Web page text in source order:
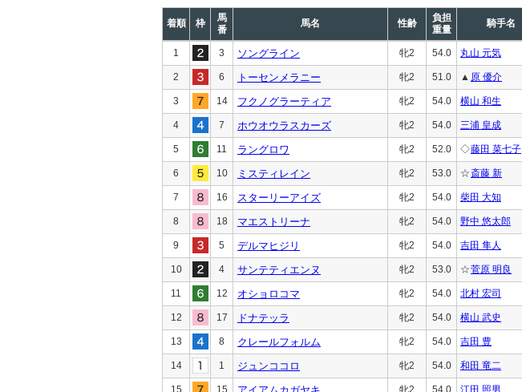
着順 枠
馬
番
馬名 性齢
負担
重量
騎手名
1 3 ソングライン 牝2 54.0 丸山 元気
2 6 トーセンメラニー 牝2 51.0 ▲ 原 優介
3 14 フクノグラーティア 牝2 54.0 横山 和生
4 7 ホウオウラスカーズ 牝2 54.0 三浦 皇成
5 11 ラングロワ 牝2 52.0 ◇藤田 菜七子
6 10 ミスティレイン 牝2 53.0 ☆斎藤 新
7 16 スターリーアイズ 牝2 54.0 柴田 大知
8 18 マエストリーナ 牝2 54.0 野中 悠太郎
9 5 デルマヒジリ 牝2 54.0 吉田 隼人
10 4 サンテティエンヌ 牝2 53.0 ☆菅原 明良
11 12 オショロコマ 牝2 54.0 北村 宏司
12 17 ドナテッラ 牝2 54.0 横山 武史
13 8 クレールフォルム 牝2 54.0 吉田 豊
14 1 ジュンココロ 牝2 54.0 和田 竜二
15 15 牝2 54.0 江田 照男